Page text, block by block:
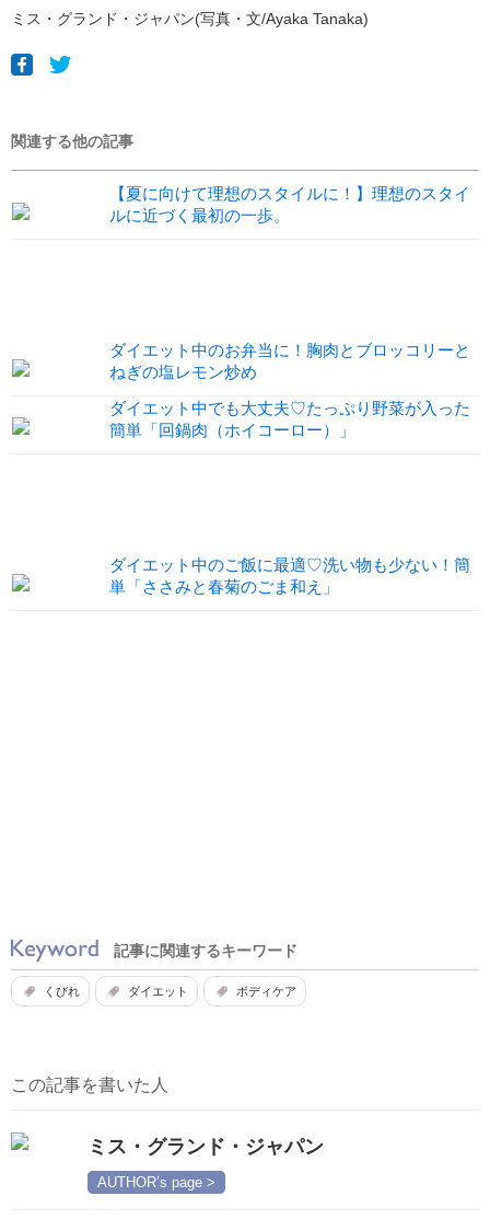
ミス・グランド・ジャパン(写真・文/Ayaka Tanaka)
関連する他の記事
【夏に向けて理想のスタイルに！】理想のスタイ
ルに近づく最初の一歩。
ダイエット中のお弁当に！胸肉とブロッコリーと
ねぎの塩レモン炒め
ダイエット中でも大丈夫♡たっぷり野菜が入った
簡単「回鍋肉（ホイコーロー）」
ダイエット中のご飯に最適♡洗い物も少ない！簡
単「ささみと春菊のごま和え」
記事に関連するキーワード
くびれ ダイエット ボディケア
この記事を書いた人
ミス・グランド・ジャパン
AUTHOR’s page >